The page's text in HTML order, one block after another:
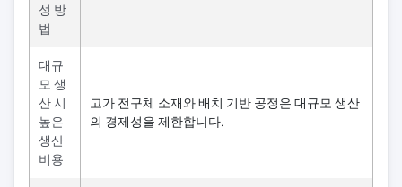
성 방
법
대규
모 생
산 시
높은
생산
비용
고가 전구체 소재와 배치 기반 공정은 대규모 생산
의 경제성을 제한합니다.